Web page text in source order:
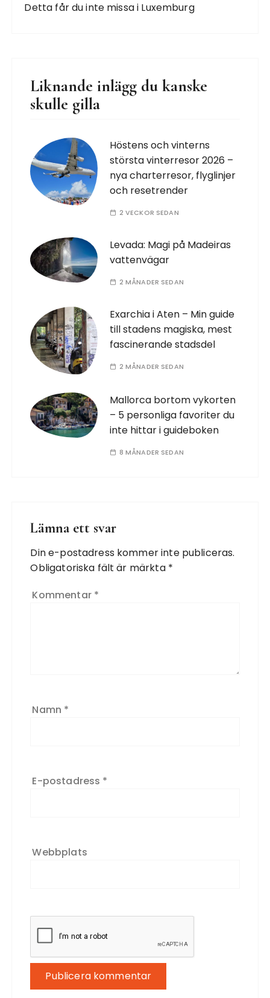
Detta får du inte missa i Luxemburg
Liknande inlägg du kanske
skulle gilla
Höstens och vinterns
största vinterresor 2026 –
nya charterresor, flyglinjer
och resetrender
2 VECKOR SEDAN
Levada: Magi på Madeiras
vattenvägar
2 MÅNADER SEDAN
Exarchia i Aten – Min guide
till stadens magiska, mest
fascinerande stadsdel
2 MÅNADER SEDAN
Mallorca bortom vykorten
– 5 personliga favoriter du
inte hittar i guideboken
8 MÅNADER SEDAN
Lämna ett svar
Din e-postadress kommer inte publiceras.
Obligatoriska fält är märkta *
Kommentar *
Namn *
E-postadress *
Webbplats